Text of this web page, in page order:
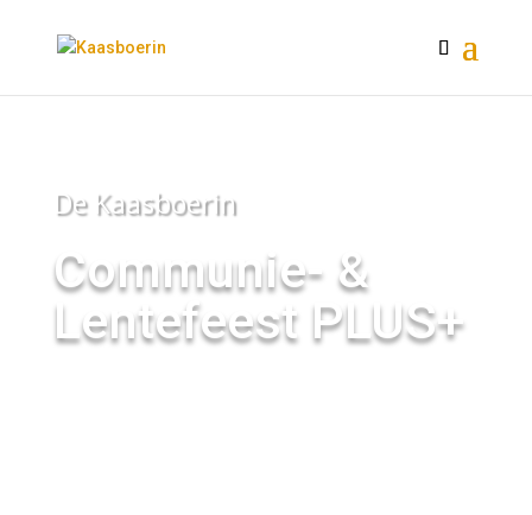
De Kaasboerin
Communie- &
Lentefeest PLUS+